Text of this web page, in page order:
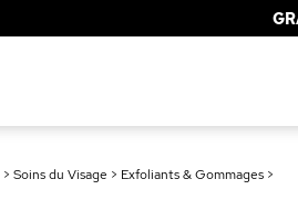
> Soins du Visage > Exfoliants & Gommages>